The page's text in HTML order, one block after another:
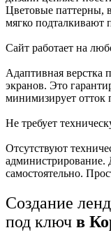
Цветовые паттерны,
мягко подталкивают
Сайт работает на
Адаптивная верстка
экранов. Это
минимизирует отток
Не требует
Отсутствуют
администрирование.
самостоятельно.
Создание
под ключ в